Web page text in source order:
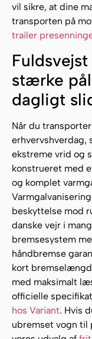
vil sikre, at dine
transporten på
trailer
stærke
dagligt
Når du
erhvervshverdag,
ekstreme vrid og
konstrueret med
og komplet
beskyttelse mod
danske vejr i
bremsesystem
håndbremse
kort
med maksimalt
officielle
hos Variant. Hvis
ubremset vogn til